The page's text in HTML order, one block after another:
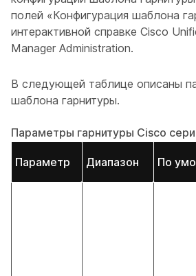
полей «Конфигурация шаблона
интерактивной справке Cisco
Manager Administration.
В следующей таблице описаны
шаблона гарнитуры.
Параметры гарнитуры Cisco
Параметр Диапазон По